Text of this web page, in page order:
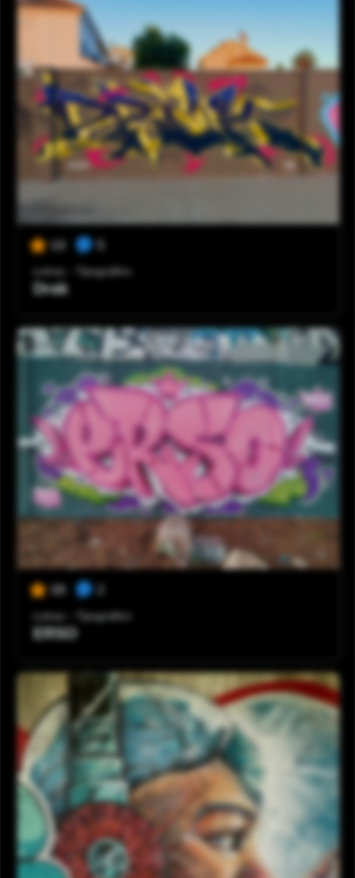
16
Letras - Tipográfico
Drak
38
Letras - Tipográfico
ERSO